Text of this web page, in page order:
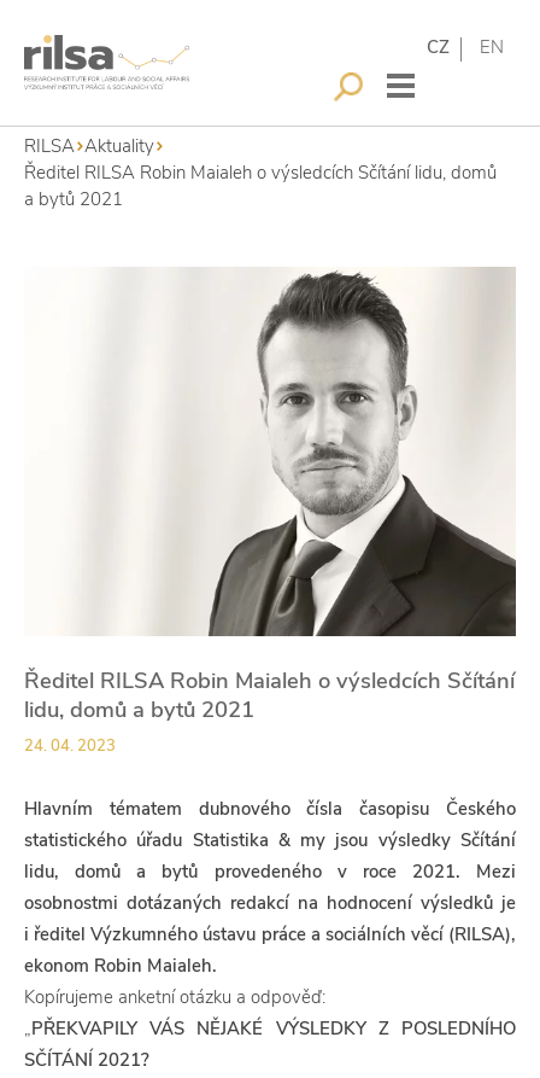
CZ EN
RILSA Aktuality
Ředitel RILSA Robin Maialeh o výsledcích Sčítání lidu, domů
a bytů 2021
Ředitel RILSA Robin Maialeh o výsledcích Sčítání
lidu, domů a bytů 2021
24. 04. 2023
Hlavním tématem dubnového čísla časopisu Českého
statistického úřadu Statistika & my jsou výsledky Sčítání
lidu, domů a bytů provedeného v roce 2021. Mezi
osobnostmi dotázaných redakcí na hodnocení výsledků je
i ředitel Výzkumného ústavu práce a sociálních věcí (RILSA),
ekonom Robin Maialeh.
Kopírujeme anketní otázku a odpověď:
„PŘEKVAPILY VÁS NĚJAKÉ VÝSLEDKY Z POSLEDNÍHO
SČÍTÁNÍ 2021?